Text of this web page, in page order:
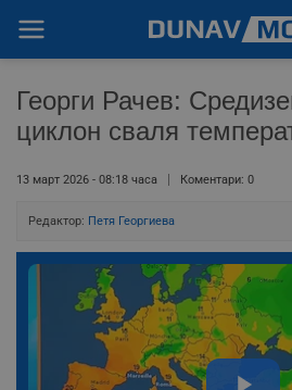
Георги Рачев:
циклон сваля
13 март 2026 - 08:18 часа Коментари: 0
Редактор: Петя Георгиева